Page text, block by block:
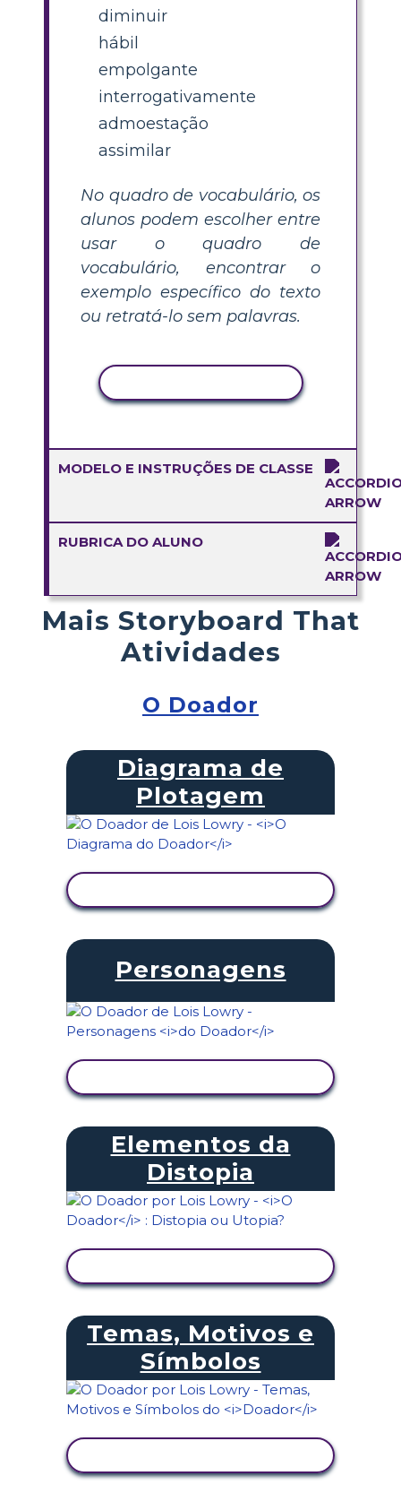
diminuir
hábil
empolgante
interrogativamente
admoestação
assimilar
No quadro de vocabulário, os
alunos podem escolher entre
usar o quadro de
vocabulário, encontrar o
exemplo específico do texto
ou retratá-lo sem palavras.
MODELO E INSTRUÇÕES DE CLASSE
RUBRICA DO ALUNO
Mais Storyboard That
Atividades
O Doador
Diagrama de
Plotagem
Personagens
Elementos da
Distopia
Temas, Motivos e
Símbolos